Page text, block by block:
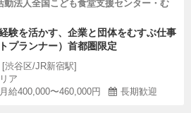
動法人全国こども食堂支援センター・む
験を活かす、企業と団体をむすぶ仕事
プランナー）首都圏限定
渋谷区/JR新宿駅]
ア
給400,000〜460,000円
長期歓迎